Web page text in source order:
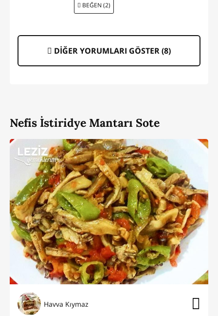
BEĞEN (2)
DİĞER YORUMLARI GÖSTER (8)
Nefis İstiridye Mantarı Sote
Havva Kıymaz